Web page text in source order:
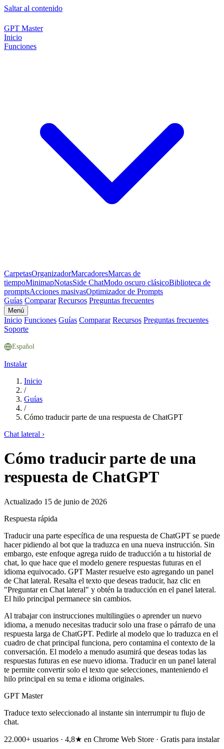
Saltar al contenido
GPT Master
Inicio
Funciones
CarpetasOrganizadorMarcadoresMarcas de
tiempoMinimapNotasSide ChatModo oscuro clásicoBiblioteca de
promptsAcciones masivasOptimizador de Prompts
Guías Comparar Recursos Preguntas frecuentes
Menú
Inicio Funciones Guías Comparar Recursos Preguntas frecuentes
Soporte
Español
Instalar
Inicio
/
Guías
/
Cómo traducir parte de una respuesta de ChatGPT
Chat lateral ›
Cómo traducir parte de una
respuesta de ChatGPT
Actualizado 15 de junio de 2026
Respuesta rápida
Traducir una parte específica de una respuesta de ChatGPT se puede
hacer pidiendo al bot que la traduzca en una nueva instrucción. Sin
embargo, este enfoque agrega ruido de traducción a tu historial de
chat, lo que hace que el modelo genere respuestas futuras en el
idioma equivocado. GPT Master resuelve esto agregando un panel
de Chat lateral. Resalta el texto que deseas traducir, haz clic en
"Preguntar en Chat lateral" y obtén la traducción en el panel lateral.
El hilo principal permanece sin cambios.
Al trabajar con instrucciones multilingües o aprender un nuevo
idioma, a menudo necesitas traducir solo una frase o párrafo de una
respuesta larga de ChatGPT. Pedirle al modelo que lo traduzca en el
cuadro de chat principal funciona, pero contamina el contexto de la
conversación. El modelo a menudo asumirá que deseas todas las
respuestas futuras en ese nuevo idioma. Traducir en un panel lateral
te permite convertir solo el texto que selecciones, manteniendo el
hilo principal en su tema e idioma originales.
GPT Master
Traduce texto seleccionado al instante sin interrumpir tu flujo de
chat.
22.000+ usuarios · 4,8★ en Chrome Web Store · Gratis para instalar